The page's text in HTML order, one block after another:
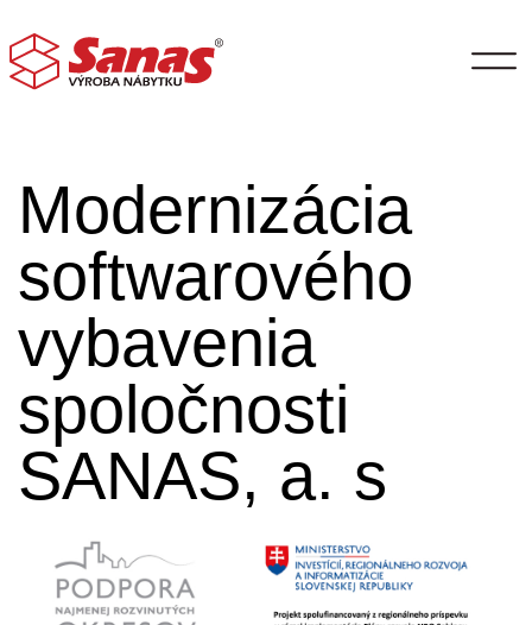
Modernizácia
softwarového
vybavenia
spoločnosti
SANAS, a. s